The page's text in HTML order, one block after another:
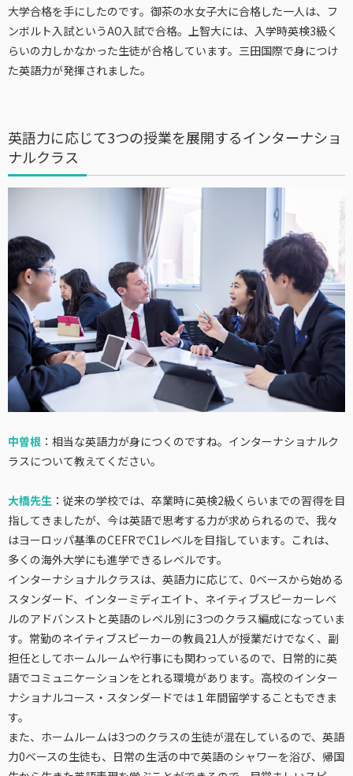
大学合格を手にしたのです。御茶の水女子大に合格した一人は、フ
ンボルト入試というAO入試で合格。上智大には、入学時英検3級く
らいの力しかなかった生徒が合格しています。三田国際で身につけ
た英語力が発揮されました。
英語力に応じて3つの授業を展開するインターナショ
ナルクラス
中曽根 ：相当な英語力が身につくのですね。インターナショナルク
ラスについて教えてください。
大橋先生 ：従来の学校では、卒業時に英検2級くらいまでの習得を目
指してきましたが、今は英語で思考する力が求められるので、我々
はヨーロッパ基準のCEFRでC1レベルを目指しています。これは、
多くの海外大学にも進学できるレベルです。
インターナショナルクラスは、英語力に応じて、0ベースから始める
スタンダード、インターミディエイト、ネイティブスピーカーレベ
ルのアドバンストと英語のレベル別に3つのクラス編成になっていま
す。常勤のネイティブスピーカーの教員21人が授業だけでなく、副
担任としてホームルームや行事にも関わっているので、日常的に英
語でコミュニケーションをとれる環境があります。高校のインター
ナショナルコース・スタンダードでは１年間留学することもできま
す。
また、ホームルームは3つのクラスの生徒が混在しているので、英語
力0ベースの生徒も、日常の生活の中で英語のシャワーを浴び、帰国